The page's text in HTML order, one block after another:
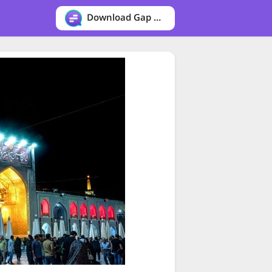
Download Gap messenger